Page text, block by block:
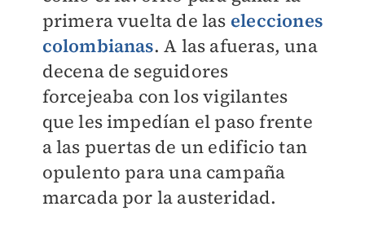
primera vuelta de las elecciones
colombianas. A las afueras, una
decena de seguidores
forcejeaba con los vigilantes
que les impedían el paso frente
a las puertas de un edificio tan
opulento para una campaña
marcada por la austeridad.